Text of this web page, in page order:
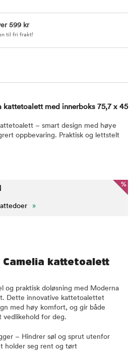
599 kr
til fri frakt!
kattetoalett med innerboks 75,7 x 45
– smart design med høye
oppbevaring. Praktisk og lettstelt
%
»
Camelia kattetoalett
og praktisk doløsning med Moderna
Dette innovative kattetoalettet
med høy komfort, og gir både
vedlikehold for deg.
– Hindrer søl og sprut utenfor
holder seg rent og tørt